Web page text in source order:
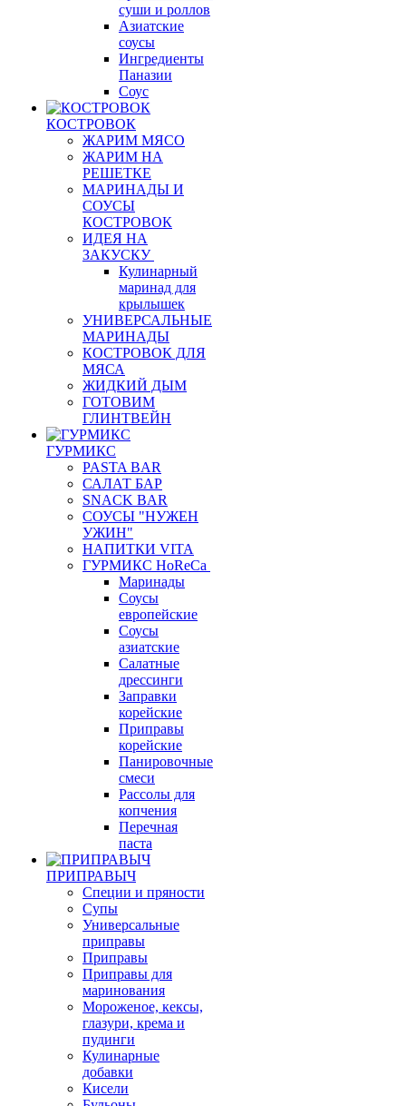
суши и роллов
Азиатские
соусы
Ингредиенты
Паназии
Соус
КОСТРОВОК
ЖАРИМ МЯСО
ЖАРИМ НА
РЕШЕТКЕ
МАРИНАДЫ И
СОУСЫ
КОСТРОВОК
ИДЕЯ НА
ЗАКУСКУ
Кулинарный
маринад для
крылышек
УНИВЕРСАЛЬНЫЕ
МАРИНАДЫ
КОСТРОВОК ДЛЯ
МЯСА
ЖИДКИЙ ДЫМ
ГОТОВИМ
ГЛИНТВЕЙН
ГУРМИКС
PASTA BAR
САЛАТ БАР
SNACK BAR
СОУСЫ "НУЖЕН
УЖИН"
НАПИТКИ VITA
ГУРМИКС HoReCa
Маринады
Соусы
европейские
Соуcы
азиатские
Салатные
дрессинги
Заправки
корейские
Приправы
корейские
Панировочные
смеси
Рассолы для
копчения
Перечная
паста
ПРИПРАВЫЧ
Специи и пряности
Супы
Универсальные
приправы
Приправы
Приправы для
маринования
Мороженое, кексы,
глазури, крема и
пудинги
Кулинарные
добавки
Кисели